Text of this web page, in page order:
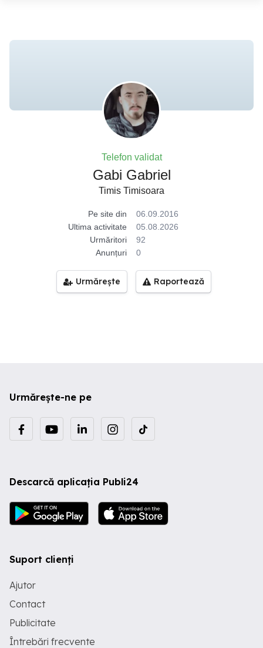
Telefon validat
Gabi Gabriel
Timis Timisoara
Pe site din
06.09.2016
Ultima activitate
05.08.2026
Urmăritori
92
Anunțuri
0
Urmărește Raportează
Urmărește-ne pe
Descarcă aplicația Publi24
Suport clienți
Ajutor
Contact
Publicitate
Întrebări frecvente